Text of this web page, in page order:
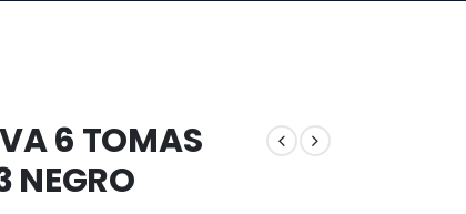
6 TOMAS
NEGRO